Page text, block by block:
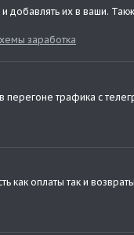
их в ваши.
заработка
трафика с
оплаты так и